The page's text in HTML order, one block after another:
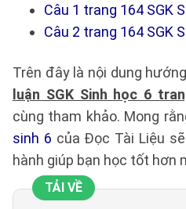
Câu 1 trang 164 SGK
Câu 2 trang 164 SGK
Trên đây là nội dung
luận SGK Sinh học 6
cùng tham khảo. Mong
sinh 6 của Đọc Tài Liệu
hành giúp bạn học tốt hơn
TẢI VỀ